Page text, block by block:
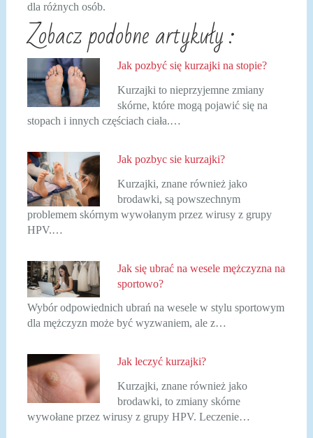
dla różnych osób.
Zobacz podobne artykuły :
Jak pozbyć się kurzajki na stopie?
Kurzajki to nieprzyjemne zmiany
skórne, które mogą pojawić się na
stopach i innych częściach ciała.…
Jak pozbyc sie kurzajki?
Kurzajki, znane również jako
brodawki, są powszechnym
problemem skórnym wywołanym przez wirusy z grupy
HPV.…
Jak się ubrać na wesele mężczyzna na
sportowo?
Wybór odpowiednich ubrań na wesele w stylu sportowym
dla mężczyzn może być wyzwaniem, ale z…
Jak leczyć kurzajki?
Kurzajki, znane również jako
brodawki, to zmiany skórne
wywołane przez wirusy z grupy HPV. Leczenie…